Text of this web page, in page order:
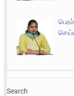
Search